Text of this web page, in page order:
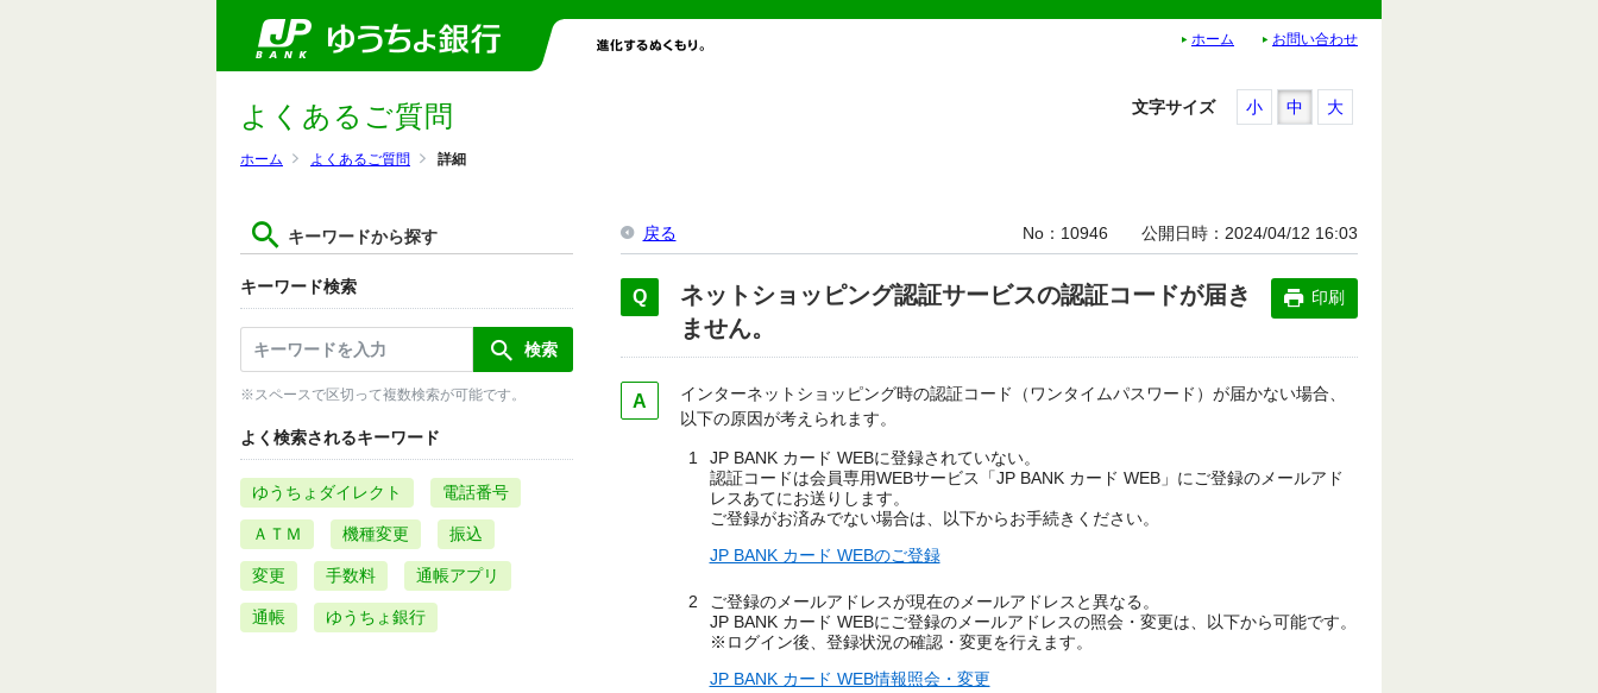
ホーム お問い合わせ
ホーム よくあるご質問 詳細
よくあるご質問
キーワードから探す
キーワード検索
※スペースで区切って複数検索が可能です。
よく検索されるキーワード
ゆうちょダイレクト 電話番号
ＡＴＭ 機種変更 振込
変更 手数料 通帳アプリ
通帳 ゆうちょ銀行
文字サイズ 小 中 大
戻る No 10946 公開日時 2024/04/12 16:03
ネットショッピング認証サービスの認証コードが届き
ません。
印刷
インターネットショッピング時の認証コード（ワンタイムパスワード）が届かない場合、
以下の原因が考えられます。
JP BANK カード WEBに登録されていない。
認証コードは会員専用WEBサービス「JP BANK カード WEB」にご登録のメールアド
レスあてにお送りします。
ご登録がお済みでない場合は、以下からお手続きください。
JP BANK カード WEBのご登録
ご登録のメールアドレスが現在のメールアドレスと異なる。
JP BANK カード WEBにご登録のメールアドレスの照会・変更は、以下から可能です。
※ログイン後、登録状況の確認・変更を行えます。
JP BANK カード WEB情報照会・変更